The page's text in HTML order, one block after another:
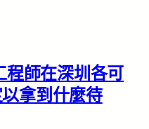
程師在深圳各可
拿到什麼待